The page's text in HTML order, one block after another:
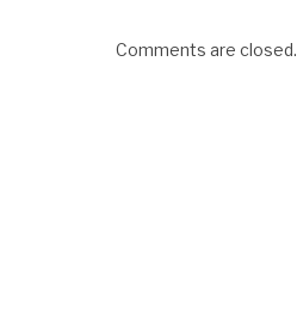
Comments are closed.